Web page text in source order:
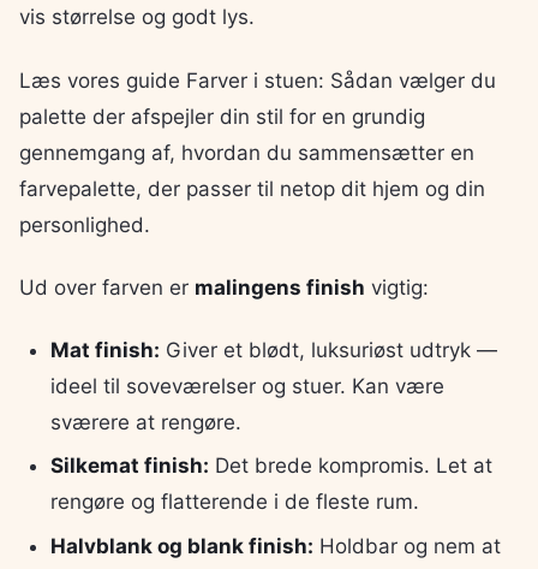
vis størrelse og godt lys.
Læs vores guide Farver i stuen: Sådan vælger du
palette der afspejler din stil for en grundig
gennemgang af, hvordan du sammensætter en
farvepalette, der passer til netop dit hjem og din
personlighed.
Ud over farven er malingens finish vigtig:
Mat finish: Giver et blødt, luksuriøst udtryk —
ideel til soveværelser og stuer. Kan være
sværere at rengøre.
Silkemat finish: Det brede kompromis. Let at
rengøre og flatterende i de fleste rum.
Halvblank og blank finish: Holdbar og nem at